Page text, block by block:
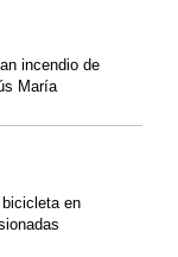
incendio de
María
en